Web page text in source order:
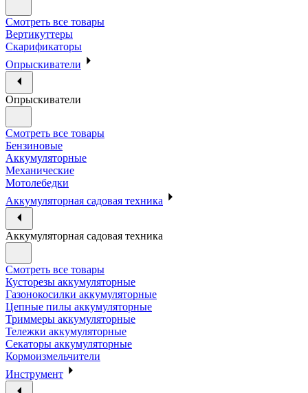
Смотреть все товары
Вертикуттеры
Скарификаторы
Опрыскиватели
Опрыскиватели
Смотреть все товары
Бензиновые
Аккумуляторные
Механические
Мотолебедки
Аккумуляторная садовая техника
Аккумуляторная садовая техника
Смотреть все товары
Кусторезы аккумуляторные
Газонокосилки аккумуляторные
Цепные пилы аккумуляторные
Триммеры аккумуляторные
Тележки аккумуляторные
Секаторы аккумуляторные
Кормоизмельчители
Инструмент